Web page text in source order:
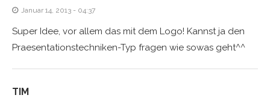
Januar 14, 2013 - 04:37
Super Idee, vor allem das mit dem Logo! Kannst ja den
Praesentationstechniken-Typ fragen wie sowas geht^^
TIM